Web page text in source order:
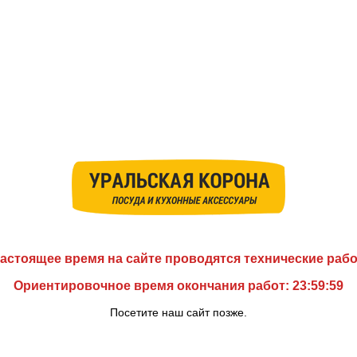
время на сайте проводятся технические
Ориентировочное время окончания работ: 23:59:59
Посетите наш сайт позже.